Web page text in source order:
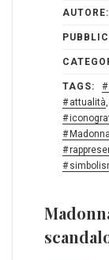
AUTORE:
TAGS:
attualità
Madonna